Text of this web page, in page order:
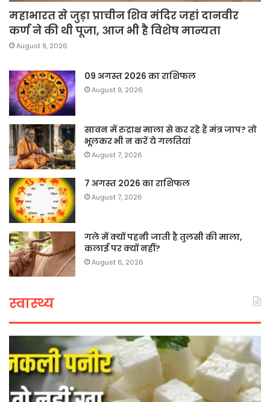
महाभारत से जुड़ा प्राचीन शिव मंदिर जहां दानवीर
कर्ण ने की थी पूजा, आज भी है विशेष मान्यता
August 9, 2026
09 अगस्त 2026 का राशिफल
August 9, 2026
सावन में रुद्राक्ष माला से कर रहे हैं मंत्र जाप? तो
भूलकर भी न करें ये गलतियां
August 7, 2026
7 अगस्त 2026 का राशिफल
August 7, 2026
गले में क्यों पहनी जाती है तुलसी की माला,
कलाई पर क्यों नहीं?
August 6, 2026
स्वास्थ्य